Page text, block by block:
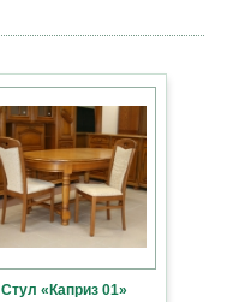
Стул «Каприз 01»